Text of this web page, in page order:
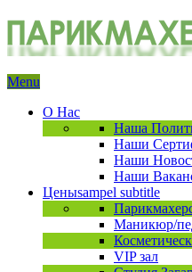
Menu
О Нас
Наша
Наши
Наши
Наши
Ценыsampel subtitle
Маникюр/
VIP зал